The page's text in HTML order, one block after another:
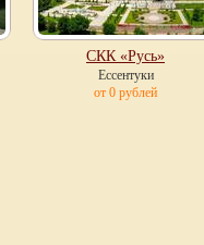
СКК «Русь»
Ессентуки
от 0 рублей